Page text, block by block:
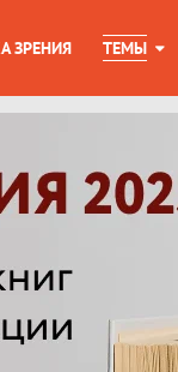
ЗРЕНИЯ ТЕМЫ